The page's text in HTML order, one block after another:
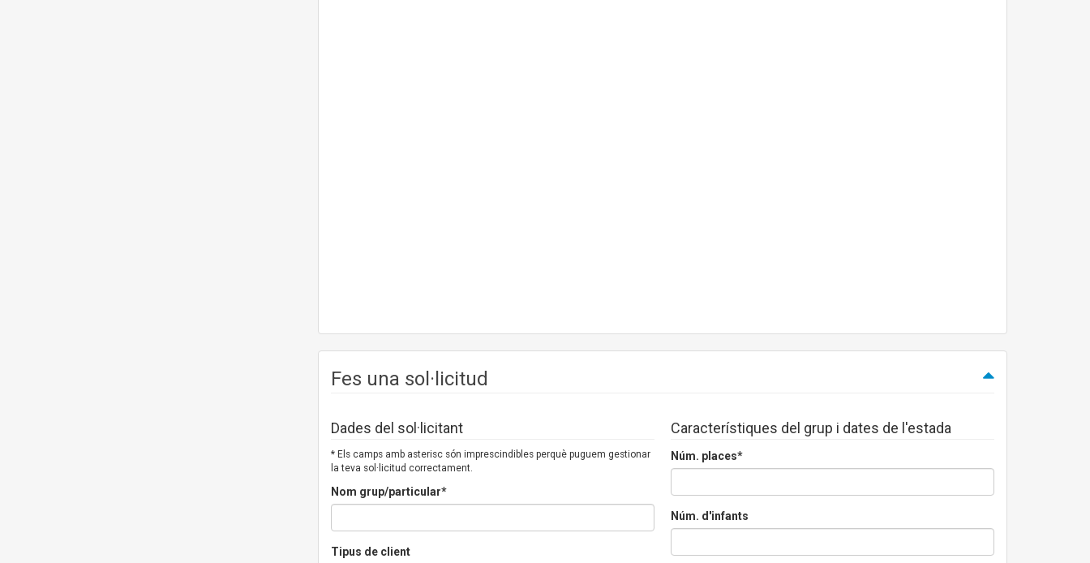
Fes una sol·licitud
Dades del sol·licitant
* Els camps amb asterisc són imprescindibles perquè puguem gestionar
la teva sol·licitud correctament.
Nom grup/particular*
Tipus de client
Característiques del grup i dates de l'estada
Núm. places*
Núm. d'infants